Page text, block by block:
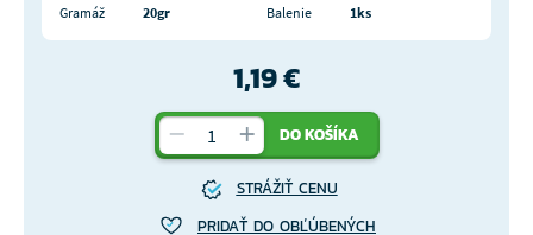
Gramáž 20gr Balenie 1ks
1,19 €
DO KOŠÍKA
STRÁŽIŤ CENU
PRIDAŤ DO OBĽÚBENÝCH